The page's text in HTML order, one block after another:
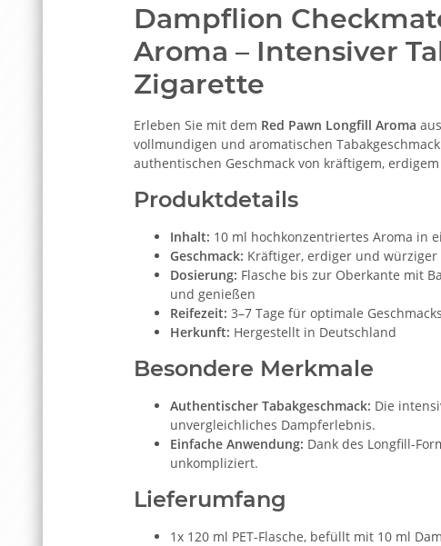
Dampflion
Aroma – Intensiver
Zigarette
Erleben Sie mit dem Red Pawn Longfill Aroma
vollmundigen und aromatischen
authentischen Geschmack von kräftigem,
Produktdetails
Inhalt: 10 ml hochkonzentriertes Aroma in
Geschmack: Kräftiger, erdiger und würziger
Dosierung: Flasche bis zur Oberkante mit
und genießen
Reifezeit: 3–7 Tage für optimale
Herkunft: Hergestellt in Deutschland
Besondere Merkmale
Authentischer Tabakgeschmack: Die
unvergleichliches Dampferlebnis.
Einfache Anwendung: Dank des Longfill-
unkompliziert.
Lieferumfang
1x 120 ml PET-Flasche, befüllt mit 10 ml